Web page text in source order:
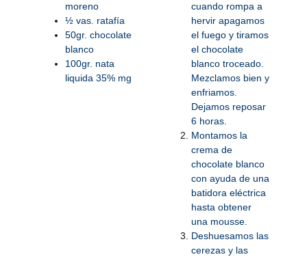
moreno
½ vas. ratafía
50gr. chocolate
blanco
100gr. nata
liquida 35% mg
cuando rompa a
hervir apagamos
el fuego y tiramos
el chocolate
blanco troceado.
Mezclamos bien y
enfriamos.
Dejamos reposar
6 horas.
Montamos la
crema de
chocolate blanco
con ayuda de una
batidora eléctrica
hasta obtener
una mousse.
Deshuesamos las
cerezas y las